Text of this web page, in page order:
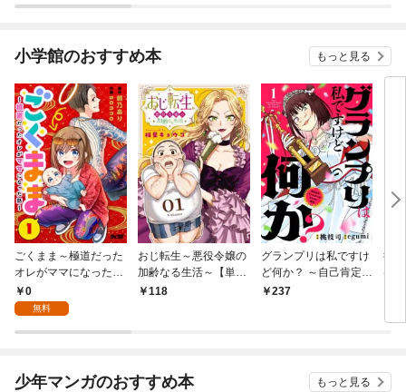
小学館のおすすめ本 もっと見る
ごくまま～極道だった
オレがママになった話
～【単話】（１）
0
無料
おじ転生～悪役令嬢の
加齢なる生活～【単
話】（１）
118
グランプリは私ですけ
ど何か？ ～自己肯定モ
ンスターのミスコン無
237
後
は
少年マンガのおすすめ本 もっと見る